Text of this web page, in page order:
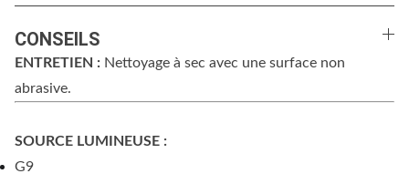
CONSEILS
ENTRETIEN : Nettoyage à sec avec une surface non
abrasive.
SOURCE LUMINEUSE :
G9